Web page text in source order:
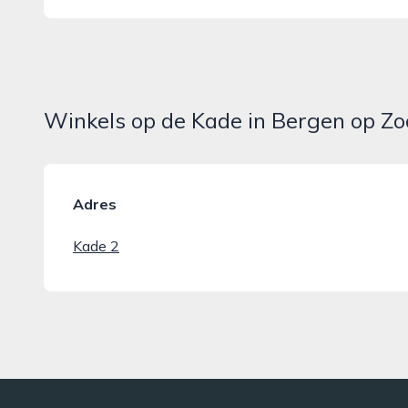
Winkels op de Kade in Bergen op
Adres
Kade 2